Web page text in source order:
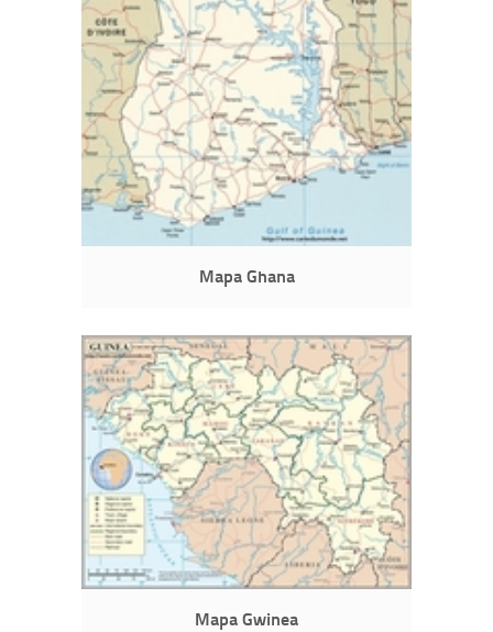
Mapa Ghana
Mapa Gwinea